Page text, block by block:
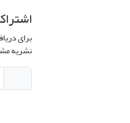
برای
نشریه